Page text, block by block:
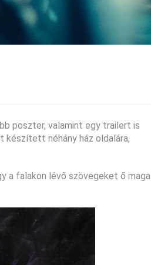
poszter, valamint egy trailert is
készített néhány ház oldalára,
a falakon lévő szövegeket ő maga